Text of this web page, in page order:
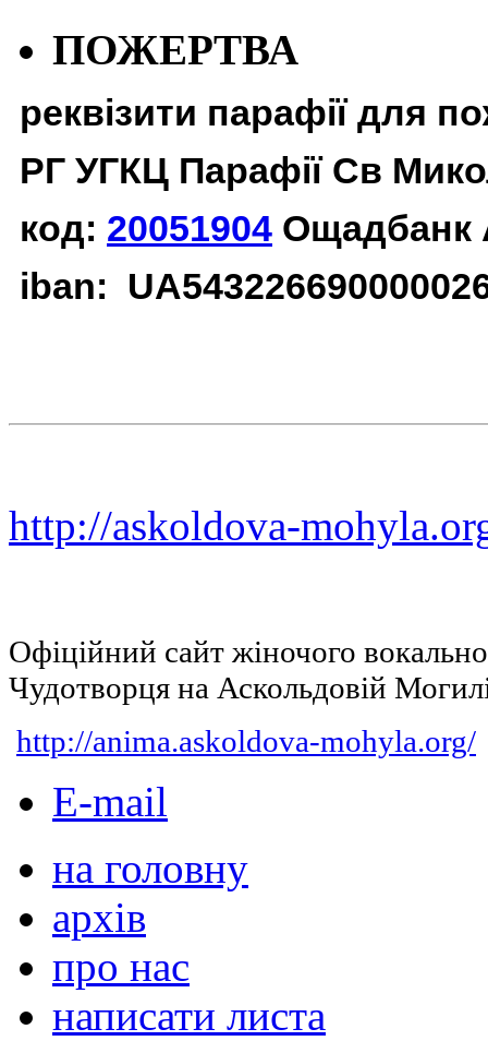
ПОЖЕРТВА
реквізити парафії для
РГ УГКЦ Парафії Св
код: 20051904 Ощадбанк
iban:
http://askoldova-
Офіційний сайт жіночого
Чудотворця на Аскольдовій
http://anima.askoldova-mohyla.org/
E-mail
на головну
архів
про нас
написати листа